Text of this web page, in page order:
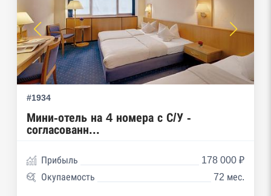
Реестр плановых проверок Реестр
недобросовестных поставщиков
Реестры особых адресов ФНС
Реестр дисквалифицированных лиц
Реестры ФНС
Реестр членов Торгово-промышленной палаты
#1934
Мини-отель на 4 номера с С/У -
согласованн...
Прибыль
178 000 ₽
Окупаемость
72 мес.